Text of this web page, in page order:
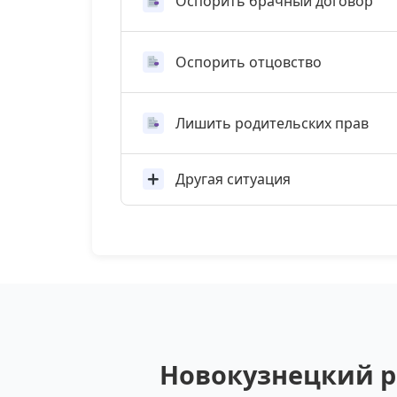
Оспорить отцовство
Лишить родительских прав
Другая ситуация
Новокузнецкий